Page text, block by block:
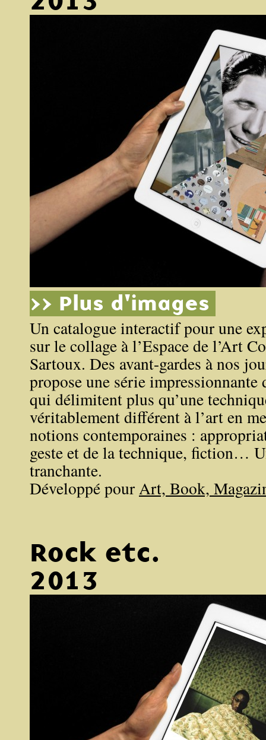
>> Plus d'images
Un catalogue interactif pour une
sur le collage à l’Espace de l’Art
Sartoux. Des avant-gardes à nos
propose une série impressionnante
qui délimitent plus qu’une
véritablement différent à l’art en
notions contemporaines :
geste et de la technique, fiction…
tranchante.
Développé pourArt, Book,
Rock etc.
2013